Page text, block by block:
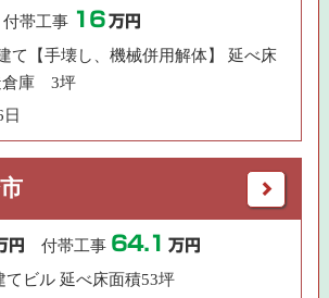
帯工事 16 万円
て【手壊し、機械併用解体】 延べ床
倉庫 3坪
円 付帯工事 64.1 万円
てビル 延べ床面積53坪